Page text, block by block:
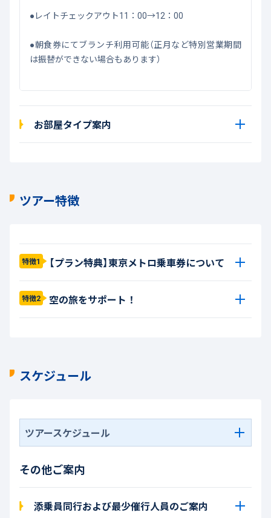
●レイトチェックアウト11：00→12：00
●朝食券にてブランチ利用可能（正月など特別営業期間
は振替ができない場合もあります）
お部屋タイプ案内
ツアー特徴
特徴1 【プラン特典】東京メトロ乗車券について
特徴2 空の旅をサポート！
スケジュール
ツアースケジュール
その他ご案内
添乗員同行および最少催行人員のご案内